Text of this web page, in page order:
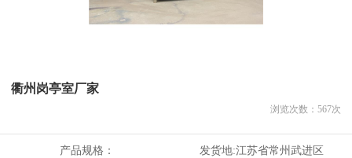
衢州岗亭室厂家
浏览次数： 567次
产品规格： 发货地:江苏省常州武进区